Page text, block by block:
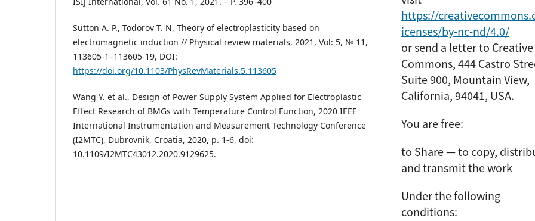
Sutton A. P., Todorov T. N, Theory of electroplasticity based on
electromagnetic induction // Physical review materials, 2021, Vol: 5, № 11,
113605-1–113605-19, DOI:
https://doi.org/10.1103/PhysRevMaterials.5.113605
Wang Y. et al., Design of Power Supply System Applied for Electroplastic
Effect Research of BMGs with Temperature Control Function, 2020 IEEE
International Instrumentation and Measurement Technology Conference
(I2MTC), Dubrovnik, Croatia, 2020, p. 1-6, doi:
10.1109/I2MTC43012.2020.9129625.
https://
icenses/by-nc-nd/4.0/
or send a letter to Creative
Commons, 444 Castro
Suite 900, Mountain View,
California, 94041, USA.
You are free:
to Share — to copy,
and transmit the work
Under the following
conditions: